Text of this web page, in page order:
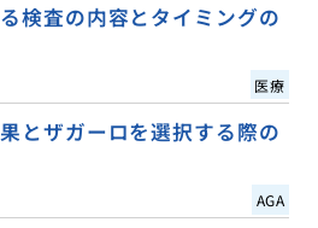
検査の内容とタイミングの
医療
とザガーロを選択する際の
AGA